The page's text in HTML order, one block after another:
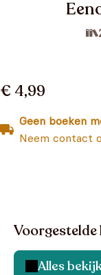
€ 4,99
Geen boeken
Neem contact
Alles